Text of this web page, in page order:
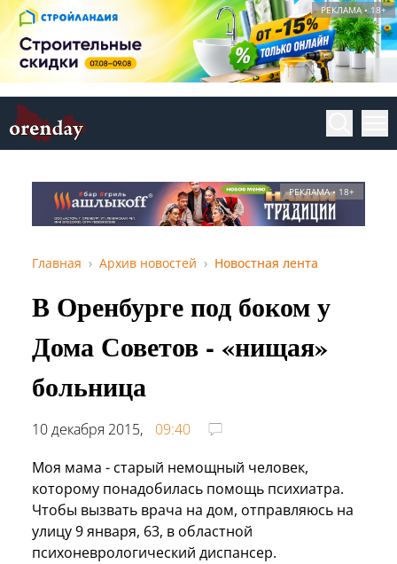
РЕКЛАМА • 18+
РЕКЛАМА • 18+
Главная Архив новостей Новостная лента
В Оренбурге под боком у
Дома Советов - «нищая»
больница
10 декабря 2015,
09:40
Моя мама - старый немощный человек,
которому понадобилась помощь психиатра.
Чтобы вызвать врача на дом, отправляюсь на
улицу 9 января, 63, в областной
психоневрологический диспансер.